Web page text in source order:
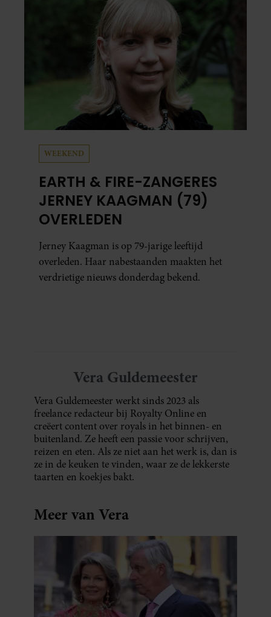
WEEKEND
EARTH & FIRE-ZANGERES
JERNEY KAAGMAN (79)
OVERLEDEN
Jerney Kaagman is op 79-jarige leeftijd
overleden. Haar nabestaanden maakten het
verdrietige nieuws donderdag bekend.
Vera Guldemeester
Vera Guldemeester werkt sinds 2023 als
freelance redacteur bij Royalty Online en
creëert content over royals in het binnen- en
buitenland. Ze heeft een passie voor schrijven,
reizen en eten. Als ze niet aan het werk is, dan is
ze in de keuken te vinden, waar ze de lekkerste
taarten en koekjes bakt.
Meer van Vera